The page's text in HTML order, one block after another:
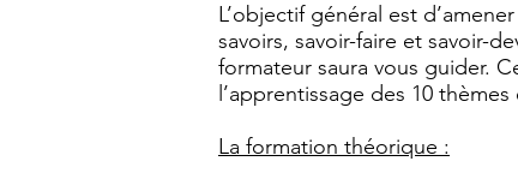
L’objectif général est
savoirs, savoir-faire et savoir-
formateur saura vous guider.
l’apprentissage des 10
La formation théorique :